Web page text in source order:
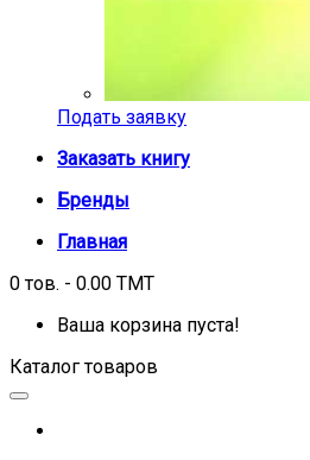
Подать заявку
Заказать книгу
Бренды
Главная
0 тов. - 0.00 TMT
Ваша корзина пуста!
Каталог товаров